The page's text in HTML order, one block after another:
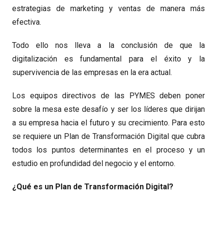
estrategias de marketing y ventas de manera más
efectiva.
Todo ello nos lleva a la conclusión de que la
digitalización es fundamental para el éxito y la
supervivencia de las empresas en la era actual.
Los equipos directivos de las PYMES deben poner
sobre la mesa este desafío y ser los líderes que dirijan
a su empresa hacia el futuro y su crecimiento. Para esto
se requiere un Plan de Transformación Digital que cubra
todos los puntos determinantes en el proceso y un
estudio en profundidad del negocio y el entorno.
¿Qué es un Plan de Transformación Digital?